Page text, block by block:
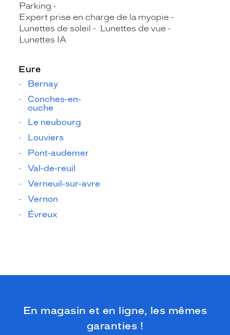
Parking
Expert prise en charge de la myopie
Lunettes de soleil
Lunettes de vue
Lunettes IA
Eure
Bernay
Conches-en-
ouche
Le neubourg
Louviers
Pont-audemer
Val-de-reuil
Verneuil-sur-avre
Vernon
Évreux
En magasin et en ligne, les mêmes
garanties !